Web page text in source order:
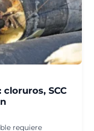
SCC
requiere